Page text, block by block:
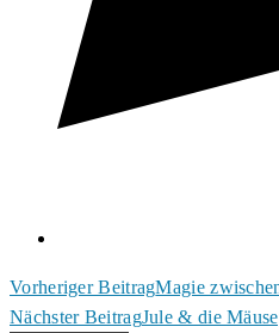
Weitere
Artikel
Vorheriger BeitragMagie
Nächster BeitragJule & die